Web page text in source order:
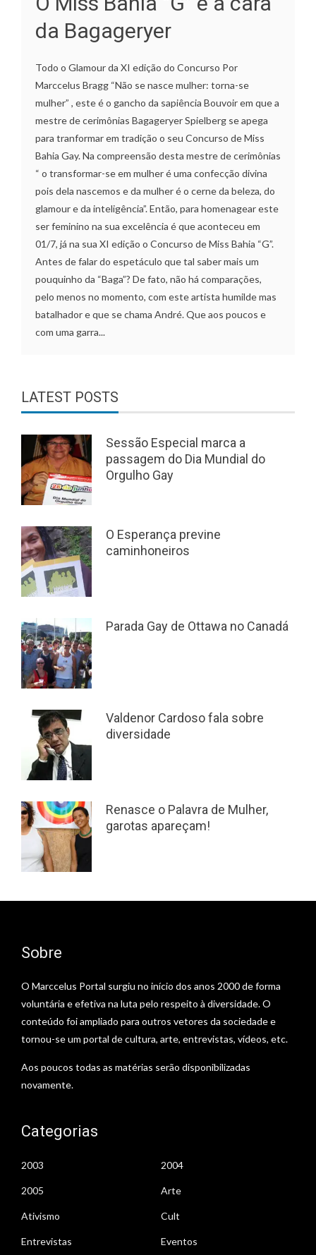
da Bagageryer
Todo o Glamour da XI edição do Concurso Por
Marccelus Bragg “Não se nasce mulher: torna-se
mulher” , este é o gancho da sapiência Bouvoir em que a
mestre de cerimônias Bagageryer Spielberg se apega
para tranformar em tradição o seu Concurso de Miss
Bahia Gay. Na compreensão desta mestre de cerimônias
“ o transformar-se em mulher é uma confecção divina
pois dela nascemos e da mulher é o cerne da beleza, do
glamour e da inteligência”. Então, para homenagear este
ser feminino na sua excelência é que aconteceu em
01/7, já na sua XI edição o Concurso de Miss Bahia “G”.
Antes de falar do espetáculo que tal saber mais um
pouquinho da “Baga”? De fato, não há comparações,
pelo menos no momento, com este artista humilde mas
batalhador e que se chama André. Que aos poucos e
com uma garra...
LATEST POSTS
Sessão Especial marca a
passagem do Dia Mundial do
Orgulho Gay
O Esperança previne
caminhoneiros
Parada Gay de Ottawa no Canadá
Valdenor Cardoso fala sobre
diversidade
Renasce o Palavra de Mulher,
garotas apareçam!
Sobre
O Marccelus Portal surgiu no início dos anos 2000 de forma
voluntária e efetiva na luta pelo respeito à diversidade. O
conteúdo foi ampliado para outros vetores da sociedade e
tornou-se um portal de cultura, arte, entrevistas, vídeos, etc.
Aos poucos todas as matérias serão disponibilizadas
novamente.
Categorias
2003 2004
2005 Arte
Ativismo Cult
Entrevistas Eventos